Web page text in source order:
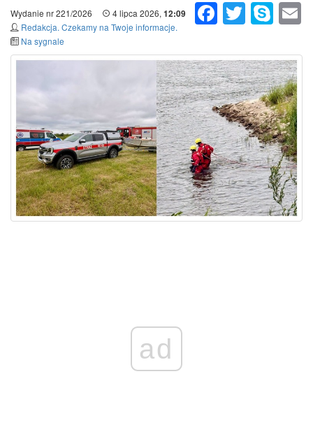
FacebookTwitter Skype
Wydanie nr 221/2026 4 lipca 2026, 12:09
Redakcja. Czekamy na Twoje informacje.
Na sygnale
ad